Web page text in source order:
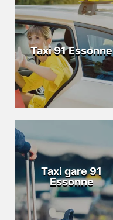
Taxi 91 Essonne
Taxi gare 91
Essonne